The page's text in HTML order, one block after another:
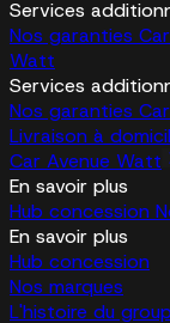
Services
Nos garanties
Watt
Services
Nos garanties
Livraison à
Car Avenue Watt
En savoir plus
Hub concession
En savoir plus
Hub concession
Nos marques
L'histoire du